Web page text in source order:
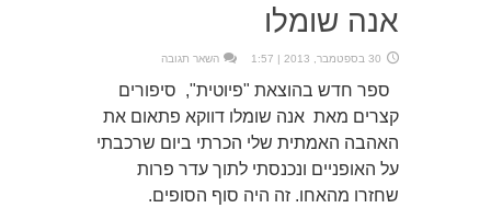
אנה שומלו
30 בספטמבר, 2013 | 1:57 השאר תגובה
ספר חדש בהוצאת "פיוטית", סיפורים
קצרים מאת אנה שומלו דווקא פתאום את
האהבה האמתית שלי הכרתי ביום שרכבתי
על האופניים ונכנסתי לתוך עדר פרות
שחזרו מהאחו. זה היה סוף הסופים.